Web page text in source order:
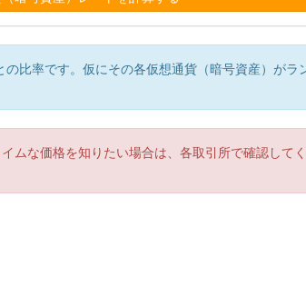
比率です。仮にその各仮想通貨（暗号資産）が
な価格を知りたい場合は、各取引所で確認して